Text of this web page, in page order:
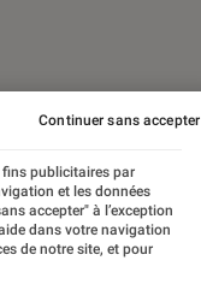
fins publicitaires par
et les données
accepter" à l’exception
dans votre navigation
de notre site, et pour
Continuer sans accepter